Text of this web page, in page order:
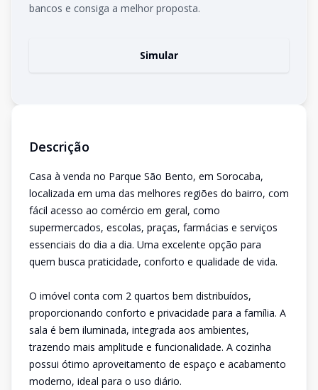
bancos e consiga a melhor proposta.
Simular
Descrição
Casa à venda no Parque São Bento, em Sorocaba,
localizada em uma das melhores regiões do bairro, com
fácil acesso ao comércio em geral, como
supermercados, escolas, praças, farmácias e serviços
essenciais do dia a dia. Uma excelente opção para
quem busca praticidade, conforto e qualidade de vida.
O imóvel conta com 2 quartos bem distribuídos,
proporcionando conforto e privacidade para a família. A
sala é bem iluminada, integrada aos ambientes,
trazendo mais amplitude e funcionalidade. A cozinha
possui ótimo aproveitamento de espaço e acabamento
moderno, ideal para o uso diário.